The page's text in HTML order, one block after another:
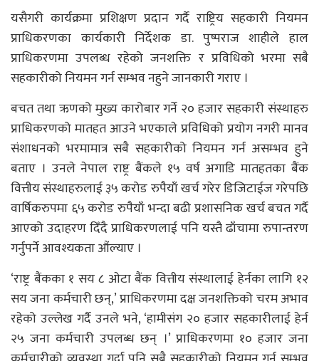
यसैगरी कार्यक्रमा प्रशिक्षण प्रदान गर्दै राष्ट्रिय सहकारी नियमन
प्राधिकरणका कार्यकारी निर्देशक डा. पुष्पराज शाहीले हाल
प्राधिकरणमा उपलब्ध रहेको जनशक्ति र प्रविधिको भरमा सबै
सहकारीको नियमन गर्न सम्भव नहुने जानकारी गराए ।
बचत तथा ऋणको मुख्य कारोबार गर्ने २० हजार सहकारी संस्थाहरु
प्राधिकरणको मातहत आउने भएकाले प्रविधिको प्रयोग नगरी मानव
संशाधनको भरमामात्र सबै सहकारीको नियमन गर्न असम्भव हुने
बताए । उनले नेपाल राष्ट्र बैंकले १५ वर्ष अगाडि मातहतका बैंक
वित्तीय संस्थाहरुलाई ३५ करोड रुपैयाँ खर्च गरेर डिजिटाईज गरेपछि
वार्षिकरुपमा ६५ करोड रुपैयाँ भन्दा बढी प्रशासनिक खर्च बचत गर्दै
आएको उदाहरण दिँदै प्राधिकरणलाई पनि यस्तै ढाँचामा रुपान्तरण
गर्नुपर्ने आवश्यकता औंल्याए ।
‘राष्ट्र बैंकका १ सय ८ ओटा बैंक वित्तीय संस्थालाई हेर्नका लागि १२
सय जना कर्मचारी छन्,’ प्राधिकरणमा दक्ष जनशक्तिको चरम अभाव
रहेको उल्लेख गर्दै उनले भने, ‘हामीसंग २० हजार सहकारीलाई हेर्न
२५ जना कर्मचारी उपलब्ध छन् ।’ प्राधिकरणमा १० हजार जना